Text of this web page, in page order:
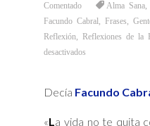
Comentado
Alma Sana
Facundo Cabral
Frases ,
Reflexión
Reflexiones de la
desactivados
estás
desocupado!
Decía Facundo
«La vida no te quita